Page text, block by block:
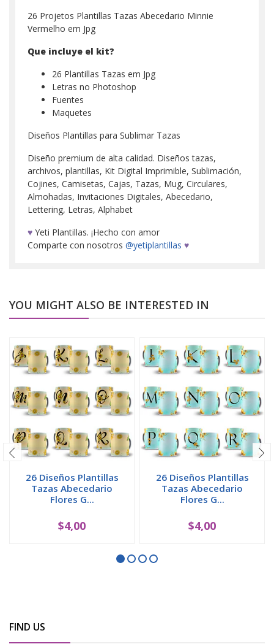
26 Projetos Plantillas Tazas Abecedario Minnie
Vermelho em Jpg
Que incluye el kit?
26 Plantillas Tazas em Jpg
Letras no Photoshop
Fuentes
Maquetes
Diseños Plantillas para Sublimar Tazas
Diseño premium de alta calidad. Diseños tazas,
archivos, plantillas, Kit Digital Imprimible, Sublimación,
Cojines, Camisetas, Cajas, Tazas, Mug, Circulares,
Almohadas, Invitaciones Digitales, Abecedario,
Lettering, Letras, Alphabet
♥ Yeti Plantillas. ¡Hecho con amor
Comparte con nosotros @yetiplantillas ♥
YOU MIGHT ALSO BE INTERESTED IN
26 Diseños Plantillas
Tazas Abecedario
Flores G...
$4,00
26 Diseños Plantillas
Tazas Abecedario
Flores G...
$4,00
FIND US